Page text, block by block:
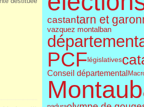
castantarn et
vazquez montalban
PCFlégislatives
Conseil départemental